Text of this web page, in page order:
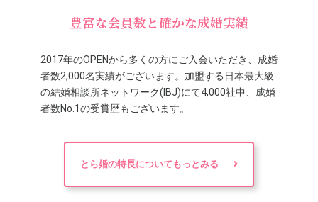
豊富な会員数と確かな成婚実績
2017年のOPENから多くの方にご入会いただき、成婚
者数2,000名実績がございます。加盟する日本最大級
の結婚相談所ネットワーク(IBJ)にて4,000社中、成婚
者数No.1の受賞歴もございます。
とら婚の特長についてもっとみる